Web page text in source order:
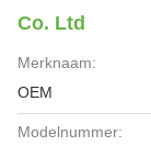
Co. Ltd
Merknaam:
OEM
Modelnummer: